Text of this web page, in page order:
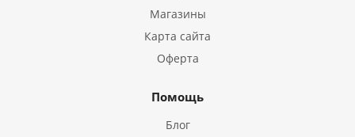
Магазины
Карта сайта
Оферта
Помощь
Блог